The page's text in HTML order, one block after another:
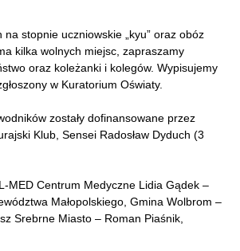
stopnie uczniowskie „kyu” oraz obóz
kilka wolnych miejsc, zapraszamy
oraz koleżanki i kolegów. Wypisujemy
w Kuratorium Oświaty.
zostały dofinansowane przez
Klub, Sensei Radosław Dyduch (3
MED Centrum Medyczne Lidia Gądek –
Małopolskiego, Gmina Wolbrom –
Srebrne Miasto – Roman Piaśnik,